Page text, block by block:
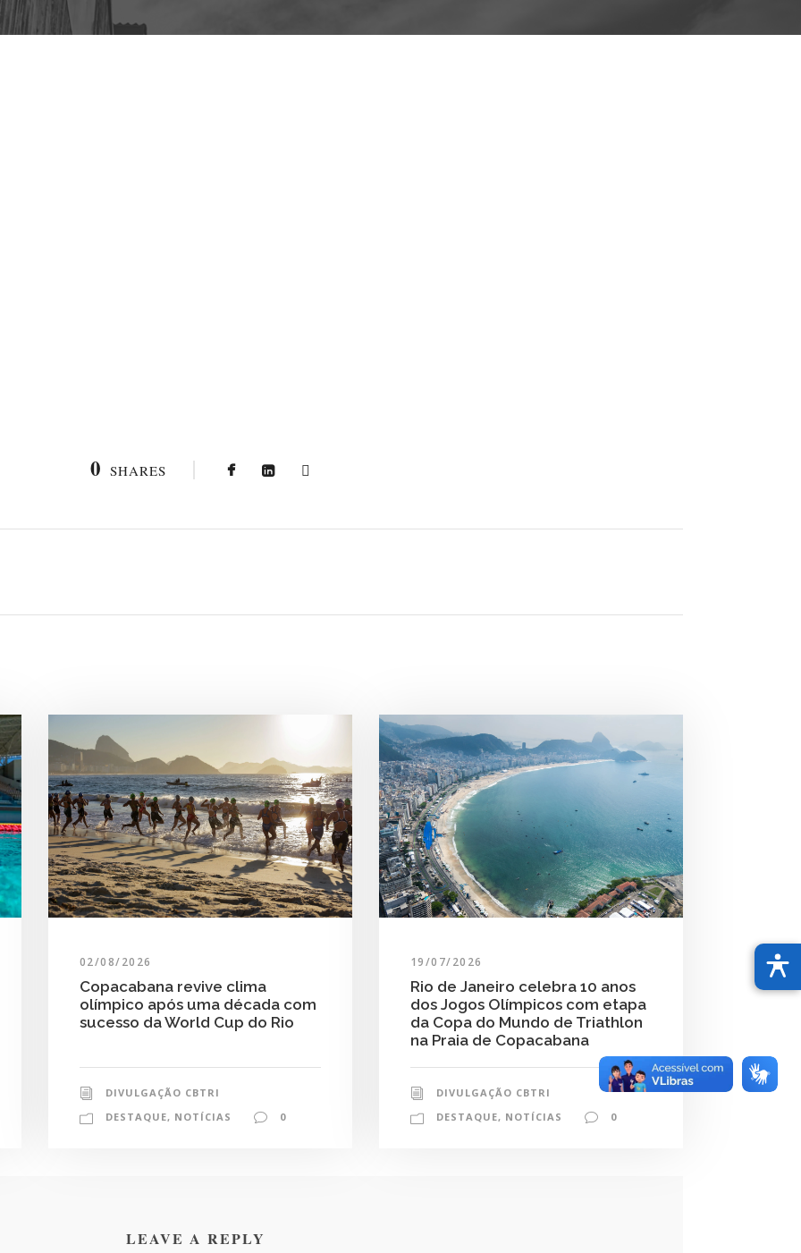
0 SHARES
02/08/2026
Copacabana revive clima
olímpico após uma década com
sucesso da World Cup do Rio
DIVULGAÇÃO CBTRI
DESTAQUE, NOTÍCIAS 0
19/07/2026
Rio de Janeiro celebra 10 anos
dos Jogos Olímpicos com etapa
da Copa do Mundo de Triathlon
na Praia de Copacabana
DIVULGAÇÃO CBTRI
DESTAQUE, NOTÍCIAS 0
LEAVE A REPLY